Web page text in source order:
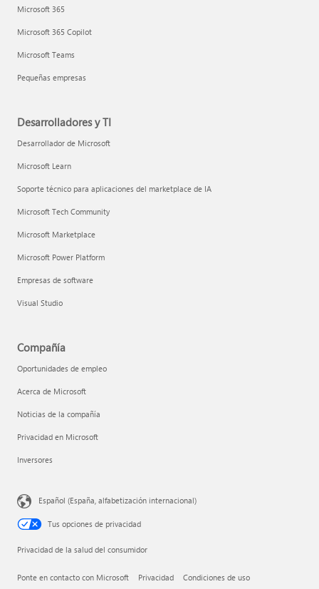
Microsoft 365
Microsoft 365 Copilot
Microsoft Teams
Pequeñas empresas
Desarrolladores y TI
Desarrollador de Microsoft
Microsoft Learn
Soporte técnico para aplicaciones del marketplace de IA
Microsoft Tech Community
Microsoft Marketplace
Microsoft Power Platform
Empresas de software
Visual Studio
Compañía
Oportunidades de empleo
Acerca de Microsoft
Noticias de la compañía
Privacidad en Microsoft
Inversores
Español (España, alfabetización internacional)
Tus opciones de privacidad
Privacidad de la salud del consumidor
Ponte en contacto con Microsoft Privacidad Condiciones de uso